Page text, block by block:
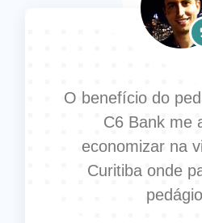
O benefício do
C6 Bank me
economizar na
Curitiba onde